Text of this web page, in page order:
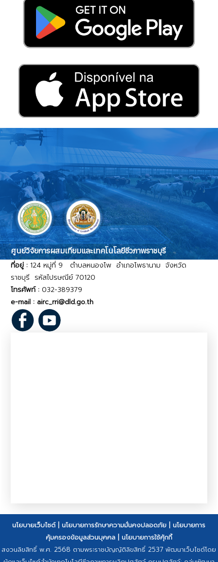
ศูนย์วิจัยการผสมเทียมและเทคโนโลยีชีวภาพราชบุรี
ที่อยู่ :124 หมู่ที่ 9 ตำบลหนองโพ อำเภอโพธานาม จังหวัด
ราชบุรี รหัสไปรษณีย์ 70120
โทรศัพท์ : 032-389379
e-mail : airc_rri@dld.go.th
นโยบายเว็บไซต์|นโยบายการรักษาความมั่นคงปลอดภัย |นโยบายการ
คุ้มครองข้อมูลส่วนบุคคล| นโยบายการใช้คุ้กกี้
สงวนลิขสิทธิ์ พ.ศ. 2568 ตามพระราชบัญญัติลิขสิทธิ์ 2537 พัฒนาเว็บไซต์โดย